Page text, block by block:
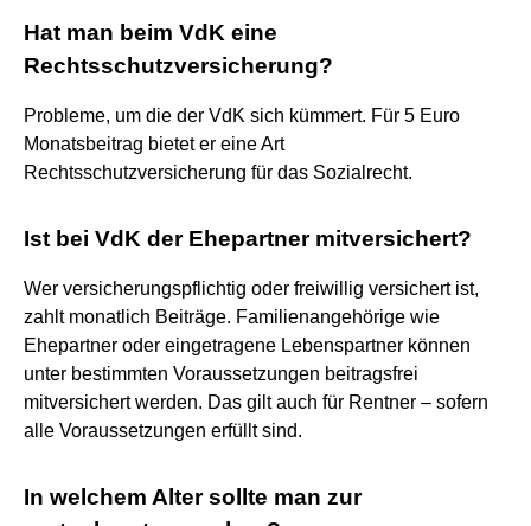
Hat man beim VdK eine
Rechtsschutzversicherung?
Probleme, um die der VdK sich kümmert. Für 5 Euro
Monatsbeitrag bietet er eine Art
Rechtsschutzversicherung für das Sozialrecht.
Ist bei VdK der Ehepartner mitversichert?
Wer versicherungspflichtig oder freiwillig versichert ist,
zahlt monatlich Beiträge. Familienangehörige wie
Ehepartner oder eingetragene Lebenspartner können
unter bestimmten Voraussetzungen beitragsfrei
mitversichert werden. Das gilt auch für Rentner – sofern
alle Voraussetzungen erfüllt sind.
In welchem Alter sollte man zur